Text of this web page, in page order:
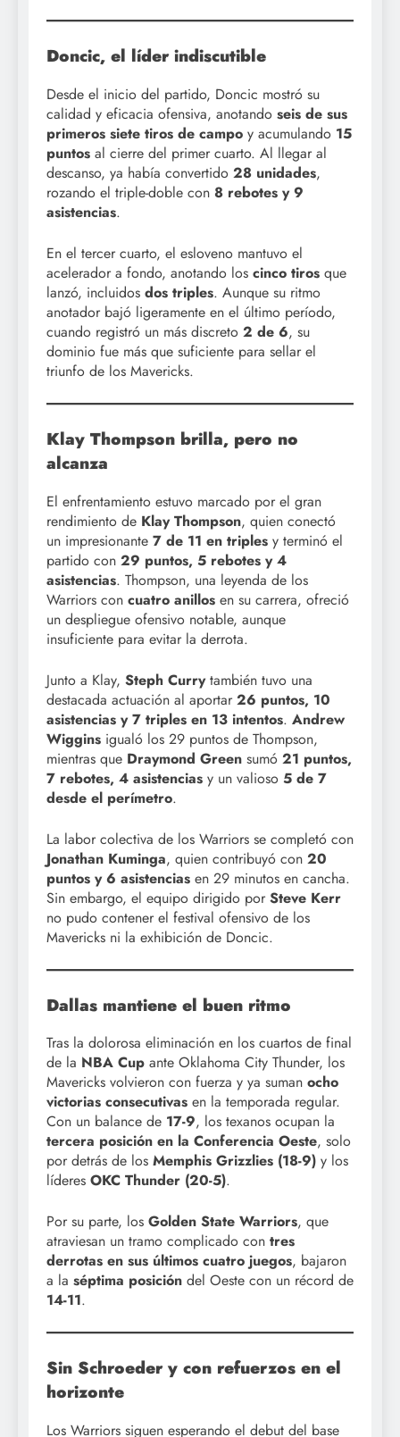
Doncic, el líder indiscutible
Desde el inicio del partido, Doncic mostró su
calidad y eficacia ofensiva, anotando seis de sus
primeros siete tiros de campo y acumulando 15
puntos al cierre del primer cuarto. Al llegar al
descanso, ya había convertido 28 unidades,
rozando el triple-doble con 8 rebotes y 9
asistencias.
En el tercer cuarto, el esloveno mantuvo el
acelerador a fondo, anotando los cinco tiros que
lanzó, incluidos dos triples. Aunque su ritmo
anotador bajó ligeramente en el último período,
cuando registró un más discreto 2 de 6, su
dominio fue más que suficiente para sellar el
triunfo de los Mavericks.
Klay Thompson brilla, pero no
alcanza
El enfrentamiento estuvo marcado por el gran
rendimiento de Klay Thompson, quien conectó
un impresionante 7 de 11 en triples y terminó el
partido con 29 puntos, 5 rebotes y 4
asistencias. Thompson, una leyenda de los
Warriors con cuatro anillos en su carrera, ofreció
un despliegue ofensivo notable, aunque
insuficiente para evitar la derrota.
Junto a Klay, Steph Currytambién tuvo una
destacada actuación al aportar 26 puntos, 10
asistencias y 7 triples en 13 intentos. Andrew
Wiggins igualó los 29 puntos de Thompson,
mientras que Draymond Green sumó 21 puntos,
7 rebotes, 4 asistencias y un valioso 5 de 7
desde el perímetro.
La labor colectiva de los Warriors se completó con
Jonathan Kuminga, quien contribuyó con 20
puntos y 6 asistencias en 29 minutos en cancha.
Sin embargo, el equipo dirigido por Steve Kerr
no pudo contener el festival ofensivo de los
Mavericks ni la exhibición de Doncic.
Dallas mantiene el buen ritmo
Tras la dolorosa eliminación en los cuartos de final
de la NBA Cup ante Oklahoma City Thunder, los
Mavericks volvieron con fuerza y ya suman ocho
victorias consecutivas en la temporada regular.
Con un balance de 17-9, los texanos ocupan la
tercera posición en la Conferencia Oeste, solo
por detrás de los Memphis Grizzlies (18-9) y los
líderes OKC Thunder (20-5).
Por su parte, los Golden State Warriors, que
atraviesan un tramo complicado con tres
derrotas en sus últimos cuatro juegos, bajaron
a la séptima posición del Oeste con un récord de
14-11.
Sin Schroeder y con refuerzos en el
horizonte
Los Warriors siguen esperando el debut del base